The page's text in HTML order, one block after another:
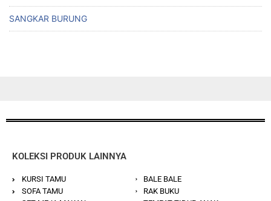
SANGKAR BURUNG
KOLEKSI PRODUK LAINNYA
KURSI TAMU
SOFA TAMU
BALE BALE
RAK BUKU